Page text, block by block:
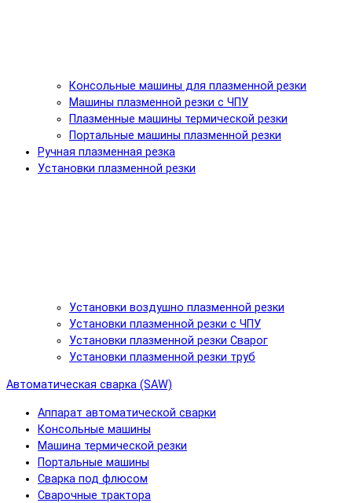
Консольные машины для плазменной резки
Машины плазменной резки с ЧПУ
Плазменные машины термической резки
Портальные машины плазменной резки
Ручная плазменная резка
Установки плазменной резки
Установки воздушно плазменной резки
Установки плазменной резки с ЧПУ
Установки плазменной резки Сварог
Установки плазменной резки труб
Автоматическая сварка (SAW)
Аппарат автоматической сварки
Консольные машины
Машина термической резки
Портальные машины
Сварка под флюсом
Сварочные трактора